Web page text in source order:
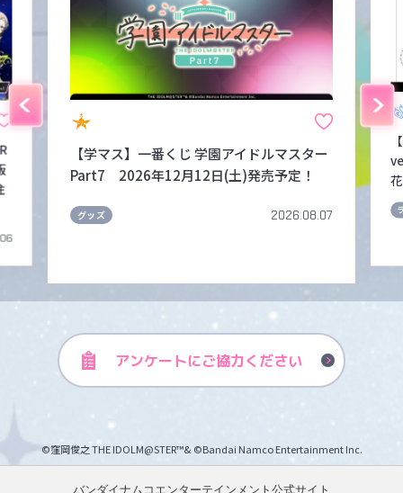
【学マス】一番くじ 学園アイドルマスター
Part7 2026年12月12日(土)発売予定！
グッズ 2026.08.07
アンケートにご協力ください
©窪岡俊之 THE IDOLM@STER™& ©Bandai Namco Entertainment Inc.
バンダイナムコエンターテインメント公式サイト